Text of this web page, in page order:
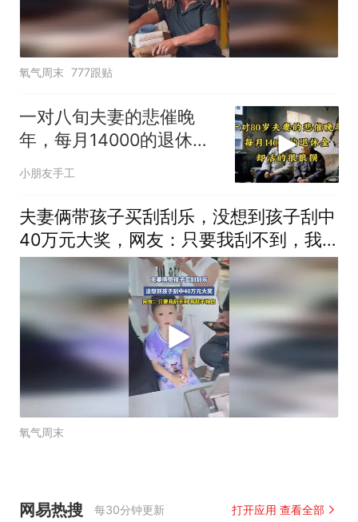
氧气周末 777跟贴
一对八旬夫妻的悲催晚
年，每月14000的退休
金，却活的很狼狈
小朋友手工
夫妻俩带孩子买刮刮乐，没想到孩子刮中
40万元大奖，网友：只要我刮不到，我
就不相信
氧气周末
网易热搜 每30分钟更新 打开应用 查看全部